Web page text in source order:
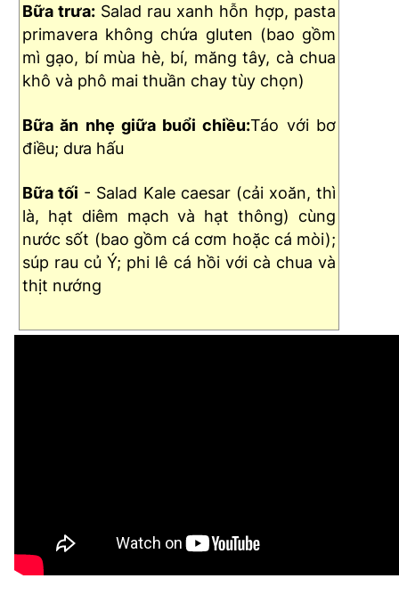
Bữa trưa: Salad rau xanh hỗn hợp, pasta
primavera không chứa gluten (bao gồm
mì gạo, bí mùa hè, bí, măng tây, cà chua
khô và phô mai thuần chay tùy chọn)
Bữa ăn nhẹ giữa buổi chiều:Táo với bơ
điều; dưa hấu
Bữa tối - Salad Kale caesar (cải xoăn, thì
là, hạt diêm mạch và hạt thông) cùng
nước sốt (bao gồm cá cơm hoặc cá mòi);
súp rau củ Ý; phi lê cá hồi với cà chua và
thịt nướng